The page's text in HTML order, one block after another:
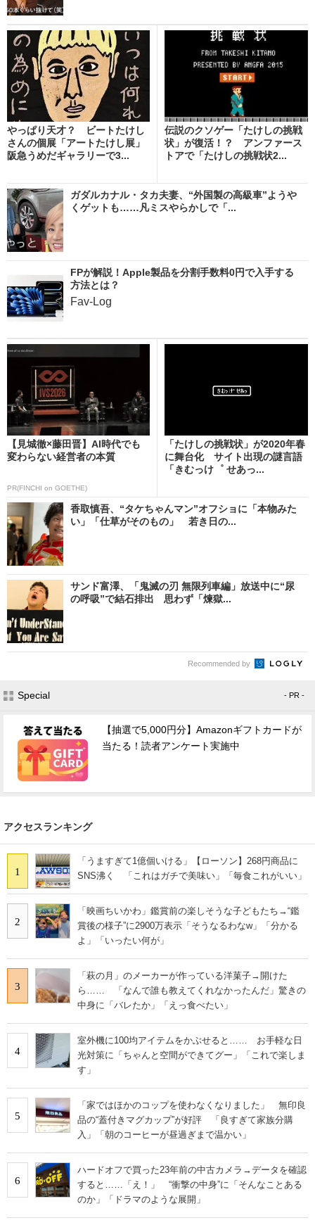
やっぱり天才？ ビートたけし
さんの個展「アートたけし展」
阪急うめだギャラリーで3...
伝説のクソゲー「たけしの挑戦
状」が復活！？ アンファース
トアで「たけしの挑戦状2...
ガダルカナル・タカ夫妻、“外国製の高級車”ようや
くゲットも……凡ミスやらかしで「...
FPが解説！Apple製品を分割手数料0円で入手する
方法とは？
Fav-Log
【見城徹×藤田晋】AI時代でも
変わらない経営者の本質
PR(FINCHI on GOETHE)
「たけしの挑戦状」が2020年春
に舞台化 サイト出現の謎言語
「きむっけ゜ せあっ...
香取慎吾、“タケちゃんマン”オフショに「本物みた
い」「仕草がそのもの」 若き日の...
サンド富澤、「鬼滅の刃 無限列車編」放送中に“尿
の呼吸”で結石排出 思わず「煉獄...
Recommended by
Special - PR -
【抽選で5,000円分】Amazonギフトカードが
当たる！読者アンケート実施中
アクセスランキング
1
「うますぎて1億個いける」【ローソン】268円商品に
SNS沸く 「これはガチで美味い」「毎食これがいい」
2
「映画ちいかわ」鑑賞前の楽しそうな子どもたち→“鑑
賞後の様子”に2900万表示「そうなるわなw」「分かる
よ」「いったい何が」
3
「萩の月」のメーカーが作っている洋菓子→開けた
ら…… 「なんで誰も教えてくれなかったんだ」驚きの
中身に「バレたか」「えっ食べたい」
4
室外機に100均アイテムをかぶせると…… お手軽な日
光対策に「ちゃんと空間ができてグー」「これで楽しま
す」
5
「家ではほかのコップを使わなくなりました」 無印良
品の“蓋付きマグカップ”が好評 「良すぎて家族分購
入」「朝のコーヒーが昼過ぎまで温かい」
6
ハードオフで買った23年前の中古カメラ→データを確認
すると……「え！」 “衝撃の中身”に「そんなことある
のか」「ドラマのような展開」